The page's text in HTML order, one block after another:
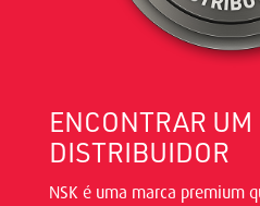
ENCONTRAR UM
DISTRIBUIDOR
NSK é uma marca premium